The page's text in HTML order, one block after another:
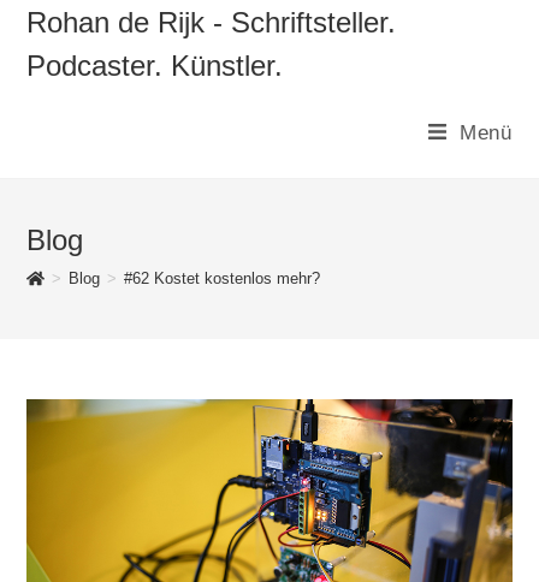
Zum
Inhalt
springen
Rohan de Rijk - Schriftsteller.
Podcaster. Künstler.
Menü
Blog
> Blog > #62 Kostet kostenlos mehr?